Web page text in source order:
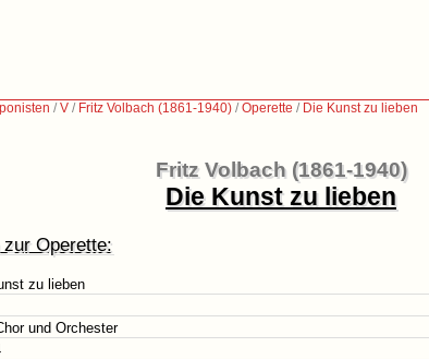
/V / Fritz Volbach (1861-1940) /Operette / Die Kunst zu lieben
Fritz Volbach (1861-1940)
Die Kunst zu lieben
zur Operette:
zu lieben
und Orchester